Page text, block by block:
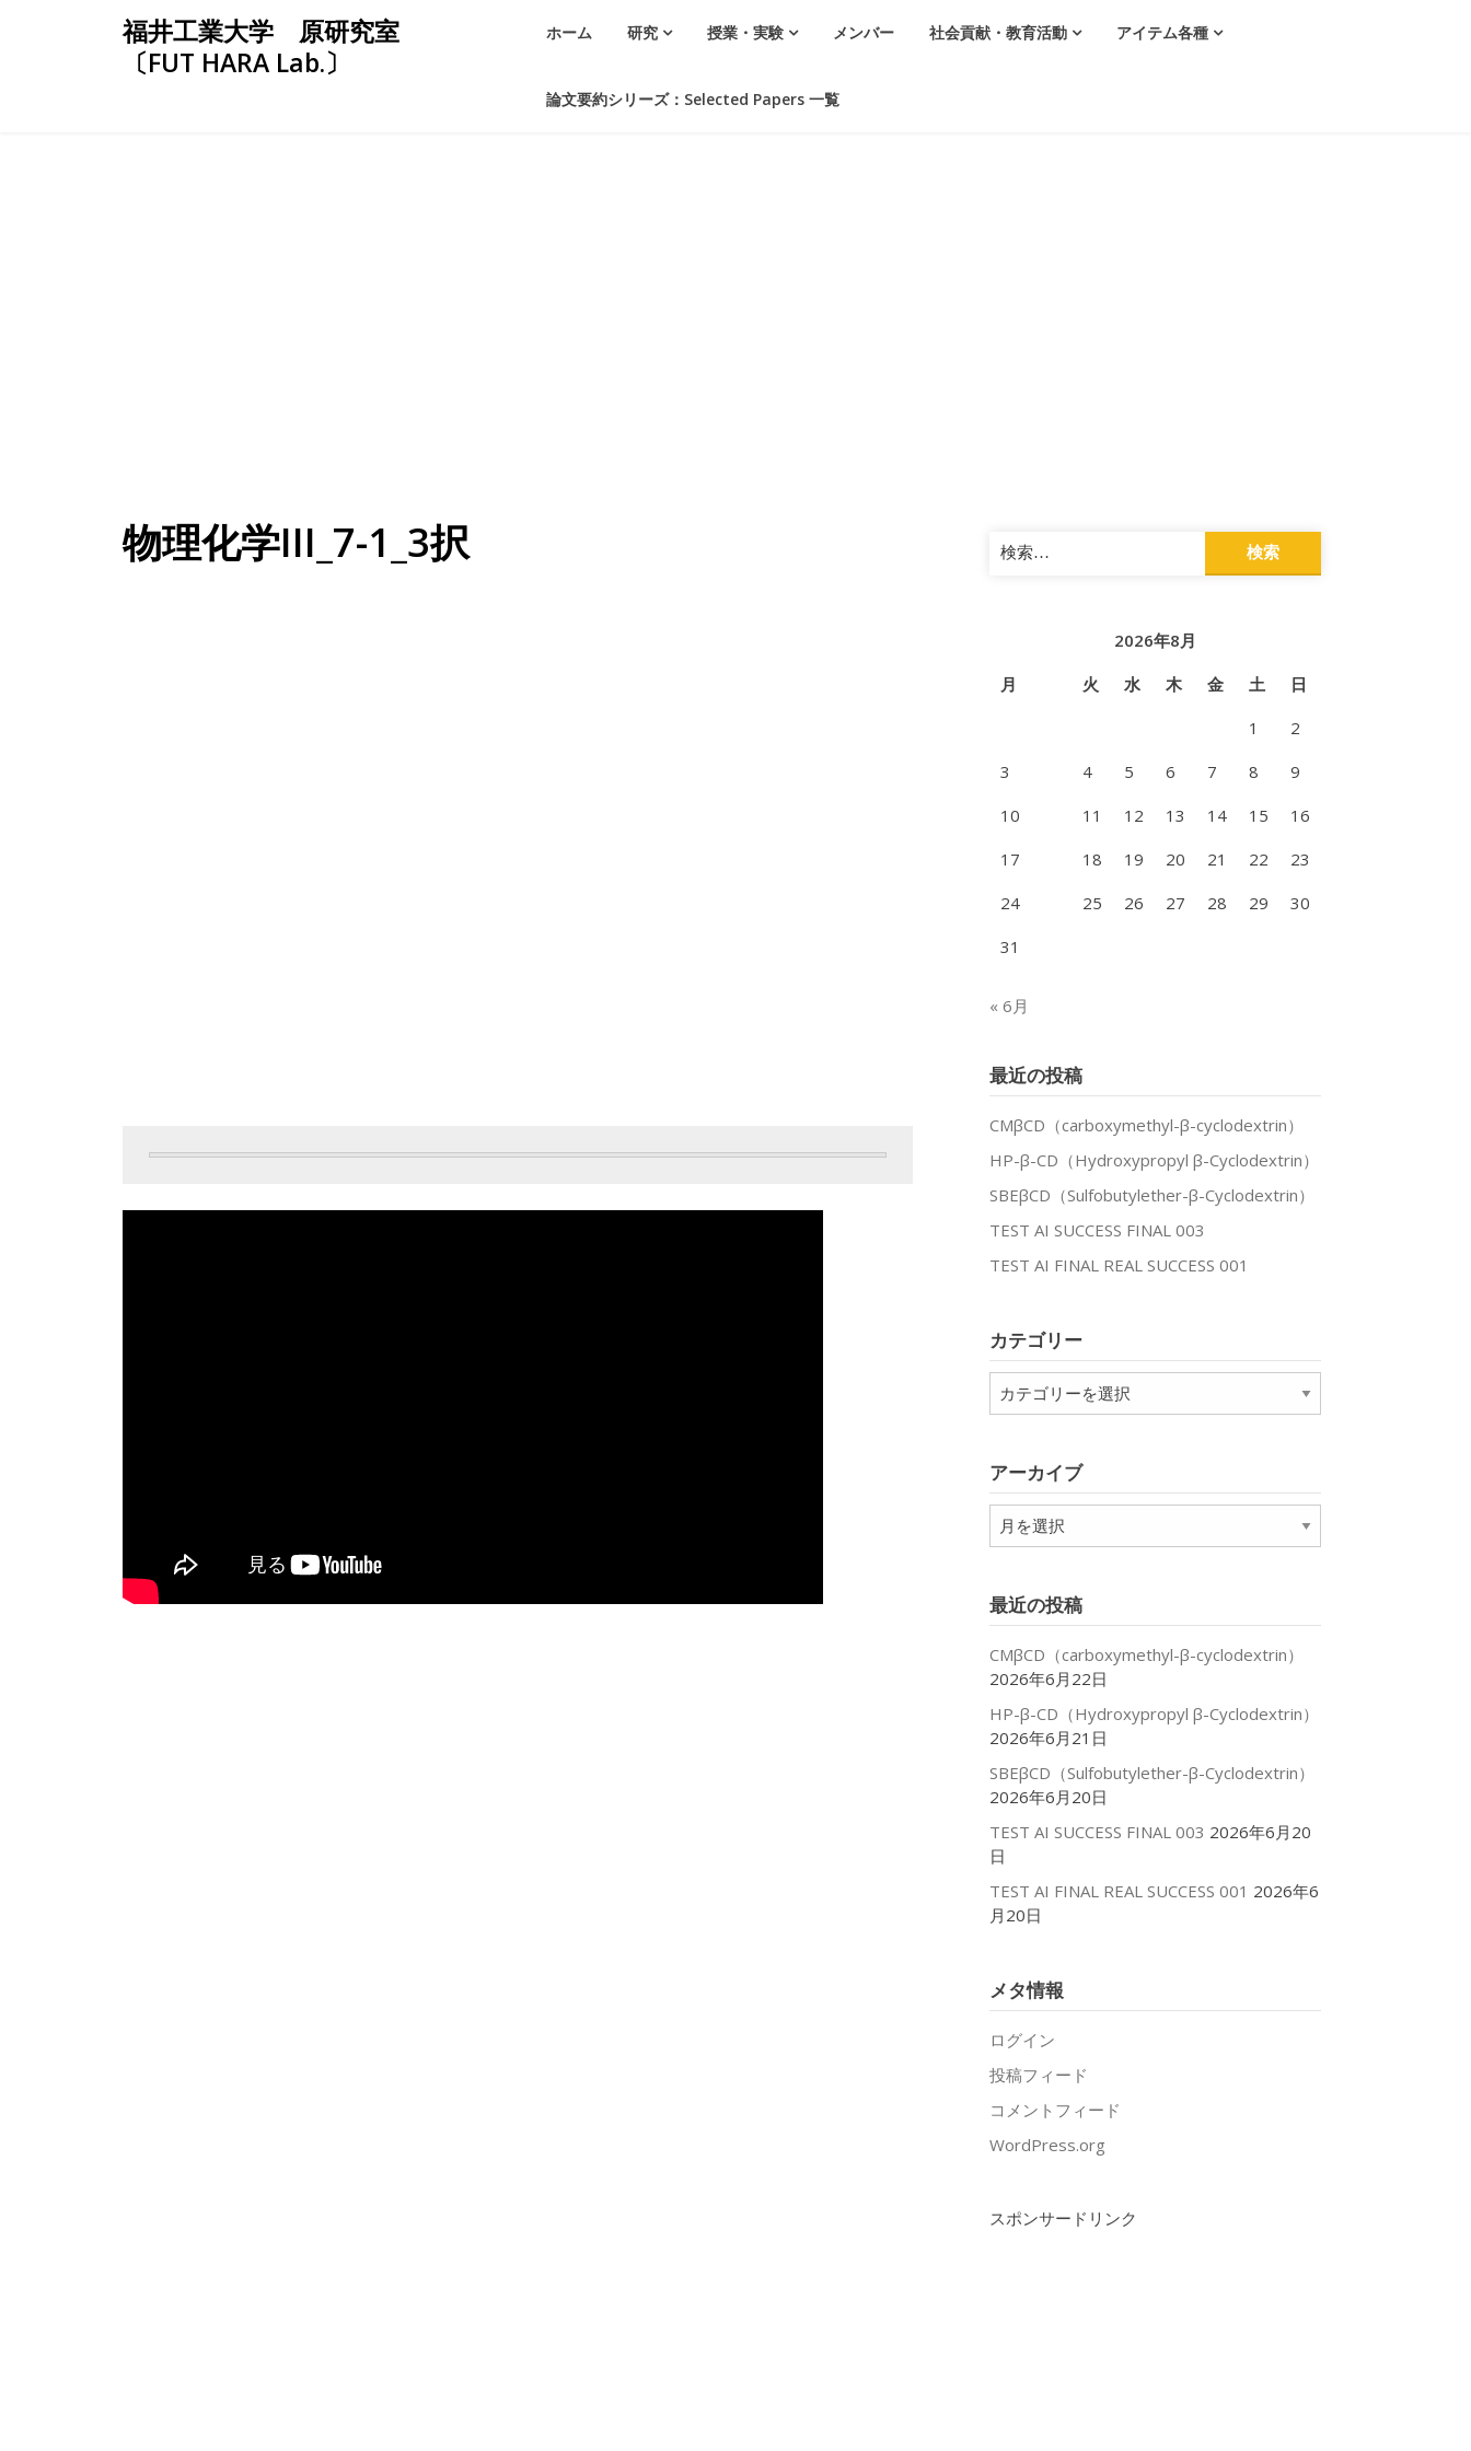
福井工業大学 原研究室
〔FUT HARA Lab.〕
ホーム 研究 授業・実験 メンバー 社会貢献・教育活動 アイテム各種
論文要約シリーズ：Selected Papers 一覧
物理化学III_7-1_3択
検
索:
2026年8月
月
火 水 木 金 土
日
1
2
3
4 5 6 7 8
9
10
11 12 13 14 15
16
17
18 19 20 21 22
23
24
25 26 27 28 29
30
31
« 6月
最近の投稿
CMβCD（carboxymethyl-β-cyclodextrin）
HP-β-CD（Hydroxypropyl β-Cyclodextrin）
SBEβCD（Sulfobutylether-β-Cyclodextrin）
TEST AI SUCCESS FINAL 003
TEST AI FINAL REAL SUCCESS 001
カテゴリー
テ
ー
アーカイブ
ア
ー
ブ
最近の投稿
CMβCD（carboxymethyl-β-cyclodextrin）
2026年6月22日
HP-β-CD（Hydroxypropyl β-Cyclodextrin）
2026年6月21日
SBEβCD（Sulfobutylether-β-Cyclodextrin）
2026年6月20日
TEST AI SUCCESS FINAL 003 2026年6月20
日
TEST AI FINAL REAL SUCCESS 001 2026年6
月20日
メタ情報
ログイン
投稿フィード
コメントフィード
WordPress.org
スポンサードリンク